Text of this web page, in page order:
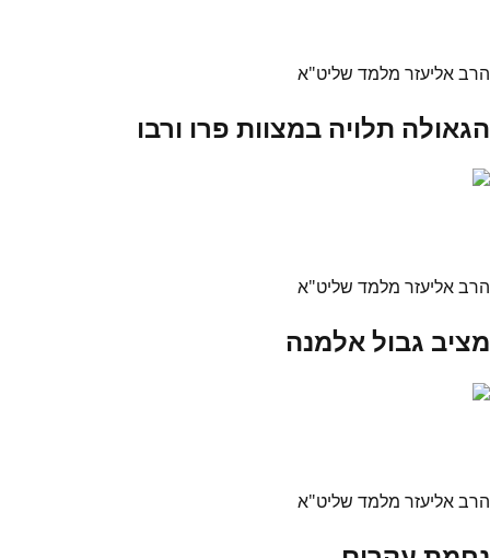
הרב אליעזר מלמד שליט"א
הגאולה תלויה במצוות פרו ורבו
הרב אליעזר מלמד שליט"א
מציב גבול אלמנה
הרב אליעזר מלמד שליט"א